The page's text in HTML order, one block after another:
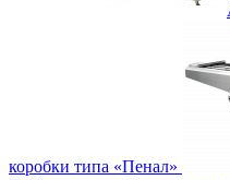
коробки типа «Пенал»